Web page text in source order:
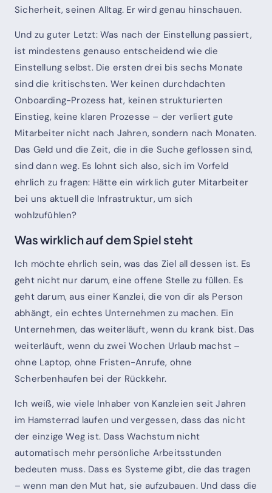
Sicherheit, seinen Alltag. Er wird genau hinschauen.
Und zu guter Letzt: Was nach der Einstellung passiert,
ist mindestens genauso entscheidend wie die
Einstellung selbst. Die ersten drei bis sechs Monate
sind die kritischsten. Wer keinen durchdachten
Onboarding-Prozess hat, keinen strukturierten
Einstieg, keine klaren Prozesse – der verliert gute
Mitarbeiter nicht nach Jahren, sondern nach Monaten.
Das Geld und die Zeit, die in die Suche geflossen sind,
sind dann weg. Es lohnt sich also, sich im Vorfeld
ehrlich zu fragen: Hätte ein wirklich guter Mitarbeiter
bei uns aktuell die Infrastruktur, um sich
wohlzufühlen?
Was wirklich auf dem Spiel steht
Ich möchte ehrlich sein, was das Ziel all dessen ist. Es
geht nicht nur darum, eine offene Stelle zu füllen. Es
geht darum, aus einer Kanzlei, die von dir als Person
abhängt, ein echtes Unternehmen zu machen. Ein
Unternehmen, das weiterläuft, wenn du krank bist. Das
weiterläuft, wenn du zwei Wochen Urlaub machst –
ohne Laptop, ohne Fristen-Anrufe, ohne
Scherbenhaufen bei der Rückkehr.
Ich weiß, wie viele Inhaber von Kanzleien seit Jahren
im Hamsterrad laufen und vergessen, dass das nicht
der einzige Weg ist. Dass Wachstum nicht
automatisch mehr persönliche Arbeitsstunden
bedeuten muss. Dass es Systeme gibt, die das tragen
– wenn man den Mut hat, sie aufzubauen. Und dass die